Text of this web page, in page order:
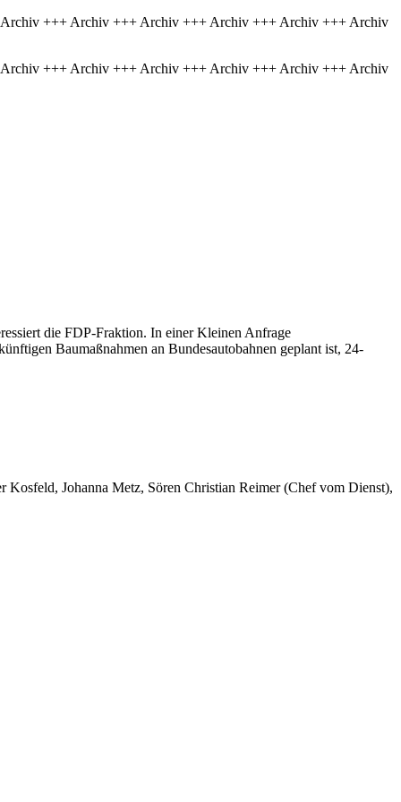
+++ Archiv +++ Archiv +++ Archiv +++ Archiv +++ Archiv
+++ Archiv +++ Archiv +++ Archiv +++ Archiv +++ Archiv
die FDP-Fraktion. In einer Kleinen Anfrage
Baumaßnahmen an Bundesautobahnen geplant ist, 24-
Kosfeld, Johanna Metz, Sören Christian Reimer (Chef vom Dienst),